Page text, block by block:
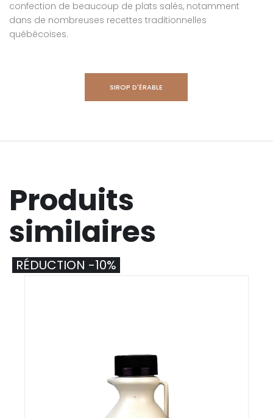
confection de beaucoup de plats salés, notamment
dans de nombreuses recettes traditionnelles
québécoises.
SIROP D'ÉRABLE
Produits
similaires
RÉDUCTION -10%